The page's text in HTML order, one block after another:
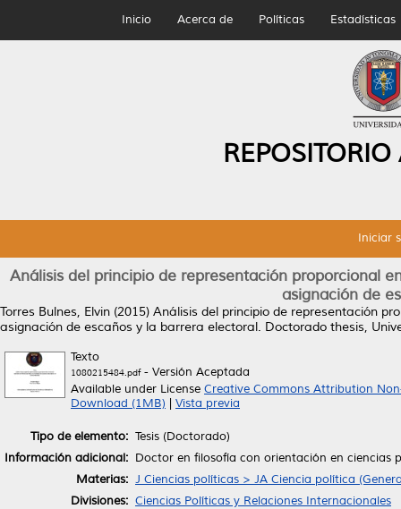
Inicio Acerca de Políticas Estadísticas
Iniciar
Análisis del principio de representación proporcional
asignación de
Torres Bulnes, Elvin (2015) Análisis del principio de representación
asignación de escaños y la barrera electoral. Doctorado thesis,
Texto
1080215484.pdf- Versión Aceptada
Available under License Creative Commons Attribution
Download (1MB)
Vista previa
Tipo de elemento: Tesis (Doctorado)
Información adicional: Doctor en filosofía con orientación en ciencias
Materias: J Ciencias políticas > JA Ciencia política
Divisiones: Ciencias Políticas y Relaciones Internacionales